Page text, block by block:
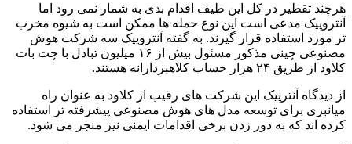
هرچند تقطیر در کل این طیف اقدام بدی به شمار نمی رود اما
آنتروپیک مدعی است این نوع حمله ها ممکن است به شیوه مخرب
تر مورد استفاده قرار گیرند. به گفته آنتروپیک سه شرکت هوش
مصنوعی چینی مذکور مسئول بیش از ۱۶ میلیون تبادل با چت بات
کلاود از طریق ۲۴ هزار حساب کلاهبردارانه هستند.
از دیدگاه آنترپیک این شرکت های رقیب از کلاود به عنوان راه
میانبری برای توسعه مدل های هوش مصنوعی پیشرفته تر استفاده
کرده اند که به دور زدن برخی اقدامات ایمنی نیز منجر می شود.